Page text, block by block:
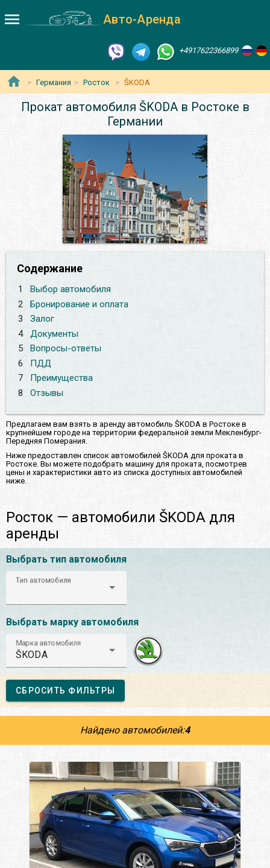
Авто-Аренда
+4917622366899
Германия Росток ŠKODA
Прокат автомобиля ŠKODA в Ростоке в
Германии
Содержание
1
Выбор автомобиля
2
Бронирование и оплата
3
Залог
4
Документы
5
Вопросы-ответы
6
ПДД
7
Преимущества
8
Отзывы
Предлагаем вам взять в аренду автомобиль ŠKODA в Ростоке в
крупнейшем городе на территории федеральной земли Мекленбург-
Передняя Померания.
Ниже предоставлен список автомобилей ŠKODA для проката в
Ростоке. Вы можете подобрать машину для проката, посмотрев
цены и характеристики авто из списка доступных автомобилей
ниже.
Росток — автомобили ŠKODA для
аренды
Выбрать тип автомобиля
Тип автомобиля
Выбрать марку автомобиля
Марка автомобиля
ŠKODA
СБРОСИТЬ ФИЛЬТРЫ
Найдено автомобилей:4